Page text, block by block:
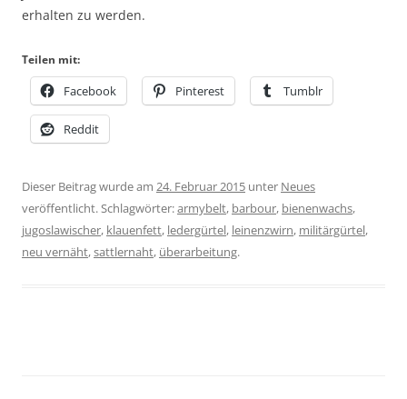
erhalten zu werden.
Teilen mit:
Facebook Pinterest Tumblr
Reddit
Dieser Beitrag wurde am 24. Februar 2015 unter Neues
veröffentlicht. Schlagwörter:armybelt, barbour, bienenwachs,
jugoslawischer, klauenfett, ledergürtel, leinenzwirn, militärgürtel,
neu vernäht,sattlernaht, überarbeitung.